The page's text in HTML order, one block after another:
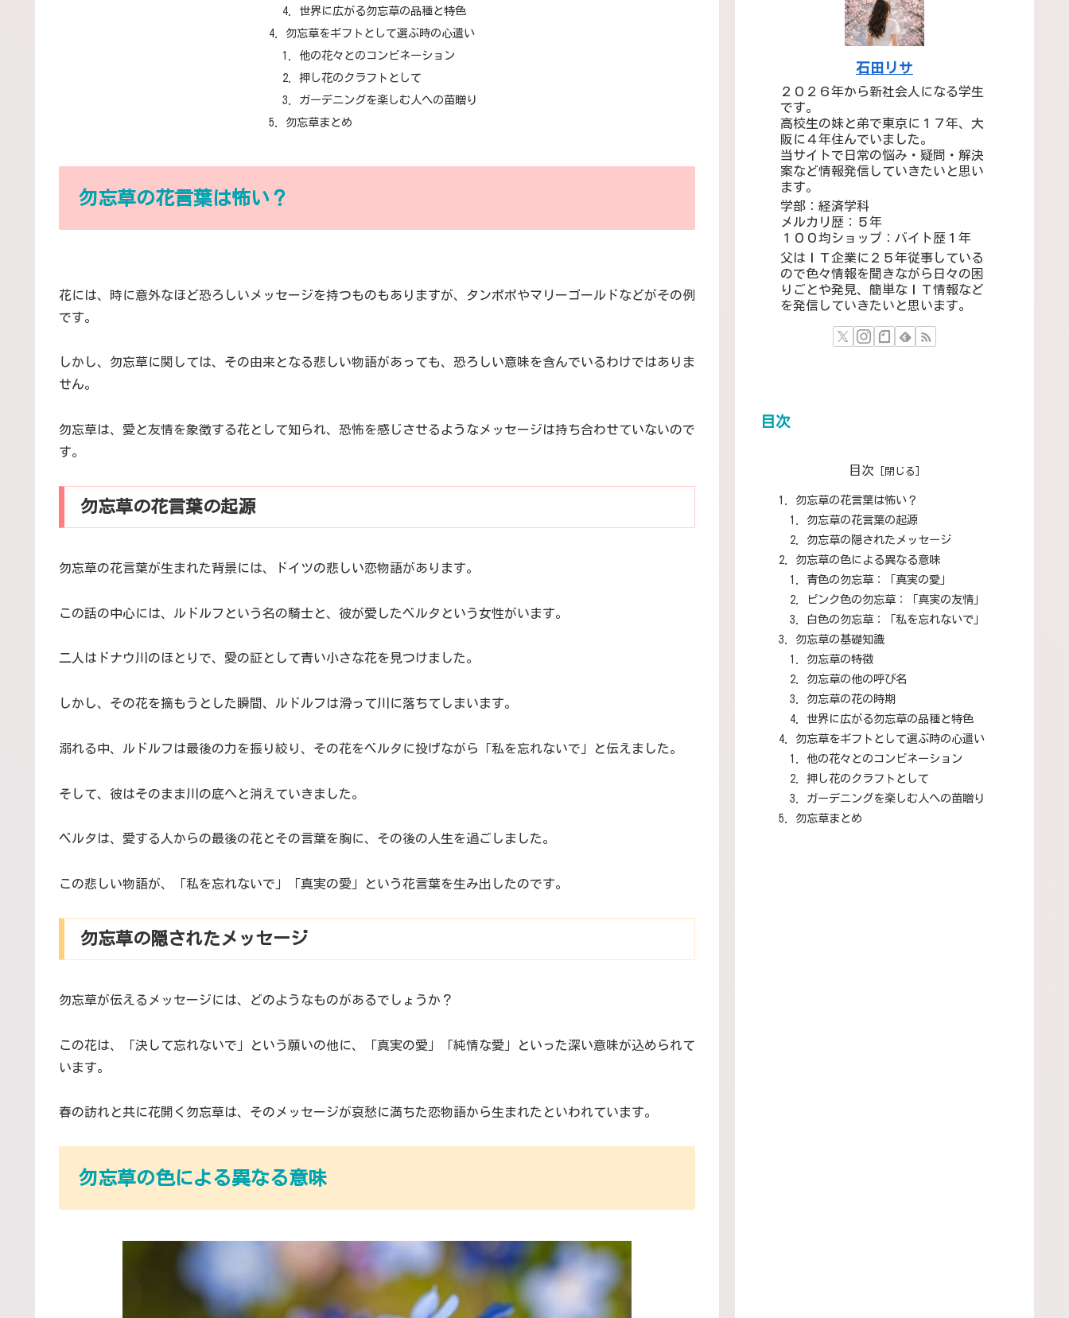
世界に広がる勿忘草の品種と特色
勿忘草をギフトとして選ぶ時の心遣い
他の花々とのコンビネーション
押し花のクラフトとして
ガーデニングを楽しむ人への苗贈り
勿忘草まとめ
勿忘草の花言葉は怖い？
花には、時に意外なほど恐ろしいメッセージを持つものもありますが、タンポポやマリーゴールドなどがその例
です。
しかし、勿忘草に関しては、その由来となる悲しい物語があっても、恐ろしい意味を含んでいるわけではありま
せん。
勿忘草は、愛と友情を象徴する花として知られ、恐怖を感じさせるようなメッセージは持ち合わせていないので
す。
勿忘草の花言葉の起源
勿忘草の花言葉が生まれた背景には、ドイツの悲しい恋物語があります。
この話の中心には、ルドルフという名の騎士と、彼が愛したベルタという女性がいます。
二人はドナウ川のほとりで、愛の証として青い小さな花を見つけました。
しかし、その花を摘もうとした瞬間、ルドルフは滑って川に落ちてしまいます。
溺れる中、ルドルフは最後の力を振り絞り、その花をベルタに投げながら「私を忘れないで」と伝えました。
そして、彼はそのまま川の底へと消えていきました。
ベルタは、愛する人からの最後の花とその言葉を胸に、その後の人生を過ごしました。
この悲しい物語が、「私を忘れないで」「真実の愛」という花言葉を生み出したのです。
勿忘草の隠されたメッセージ
勿忘草が伝えるメッセージには、どのようなものがあるでしょうか？
この花は、「決して忘れないで」という願いの他に、「真実の愛」「純情な愛」といった深い意味が込められて
います。
春の訪れと共に花開く勿忘草は、そのメッセージが哀愁に満ちた恋物語から生まれたといわれています。
勿忘草の色による異なる意味
石田リサ
２０２６年から新社会人になる学生
です。
高校生の妹と弟で東京に１７年、大
阪に４年住んでいました。
当サイトで日常の悩み・疑問・解決
案など情報発信していきたいと思い
ます。
学部：経済学科
メルカリ歴：５年
１００均ショップ：バイト歴１年
父はＩＴ企業に２５年従事している
ので色々情報を聞きながら日々の困
りごとや発見、簡単なＩＴ情報など
を発信していきたいと思います。
目次
目次
勿忘草の花言葉は怖い？
勿忘草の花言葉の起源
勿忘草の隠されたメッセージ
勿忘草の色による異なる意味
青色の勿忘草：「真実の愛」
ピンク色の勿忘草：「真実の友情」
白色の勿忘草：「私を忘れないで」
勿忘草の基礎知識
勿忘草の特徴
勿忘草の他の呼び名
勿忘草の花の時期
世界に広がる勿忘草の品種と特色
勿忘草をギフトとして選ぶ時の心遣い
他の花々とのコンビネーション
押し花のクラフトとして
ガーデニングを楽しむ人への苗贈り
勿忘草まとめ